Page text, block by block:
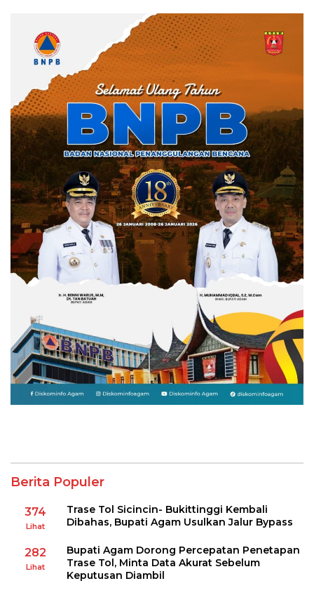
Berita Populer
374
Lihat
Trase Tol Sicincin- Bukittinggi Kembali
Dibahas, Bupati Agam Usulkan Jalur Bypass
282
Lihat
Bupati Agam Dorong Percepatan Penetapan
Trase Tol, Minta Data Akurat Sebelum
Keputusan Diambil